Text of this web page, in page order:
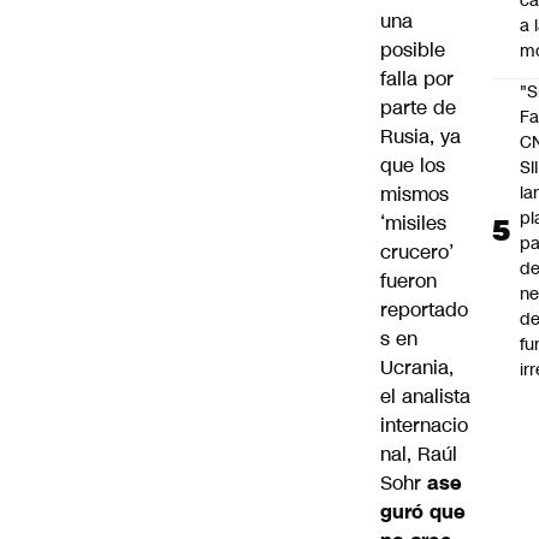
una
posible
falla por
parte de
Rusia, ya
que los
mismos
‘misiles
crucero’
fueron
reportado
s en
Ucrania,
el analista
internacio
nal, Raúl
Sohr ase
guró que
a
SII
de